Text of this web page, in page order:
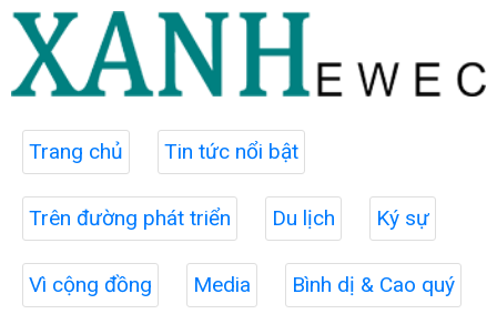
Trang chủ Tin tức nổi bật
Trên đường phát triển Du lịch Ký sự
Vì cộng đồng Media Bình dị & Cao quý